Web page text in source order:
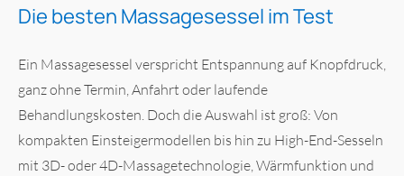
Die besten Massagesessel im Test
Ein Massagesessel verspricht Entspannung auf Knopfdruck,
ganz ohne Termin, Anfahrt oder laufende
Behandlungskosten. Doch die Auswahl ist groß: Von
kompakten Einsteigermodellen bis hin zu High-End-Sesseln
mit 3D- oder 4D-Massagetechnologie, Wärmfunktion und